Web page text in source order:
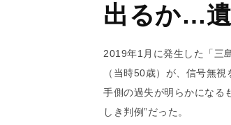
出るか…
2019年1月に発生した「三
（当時50歳）が、信号無
手側の過失が明らかになる
しき判例”だった。